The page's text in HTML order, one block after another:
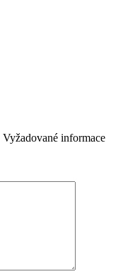
Vyžadované informace